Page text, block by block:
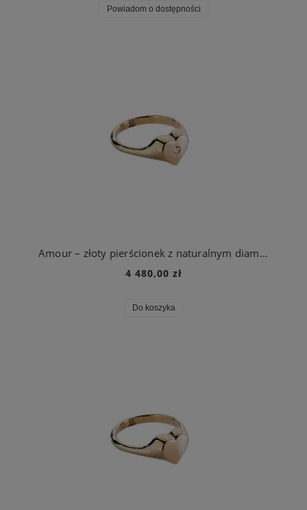
Powiadom o dostępności
Amour – złoty pierścionek z naturalnym diamentem 14k
4 480,00 zł
Do koszyka